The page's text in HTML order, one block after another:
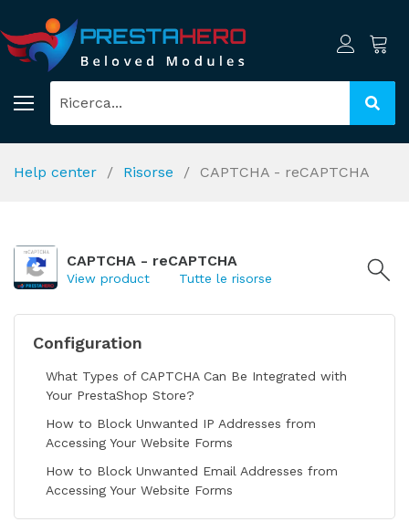
Help center Risorse CAPTCHA - reCAPTCHA
CAPTCHA - reCAPTCHA
View product Tutte le risorse
Configuration
What Types of CAPTCHA Can Be Integrated with
Your PrestaShop Store?
How to Block Unwanted IP Addresses from
Accessing Your Website Forms
How to Block Unwanted Email Addresses from
Accessing Your Website Forms